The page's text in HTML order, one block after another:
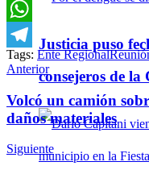
Justicia puso
consejeros de
Email
WhatsApp
Telegram
Tags: Ente Regional
Anterior
Volcó un camión
daños materiales
Siguiente